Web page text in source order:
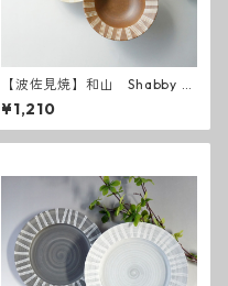
【波佐見焼】和山 Shabby c
hic style ボウル小
¥1,210